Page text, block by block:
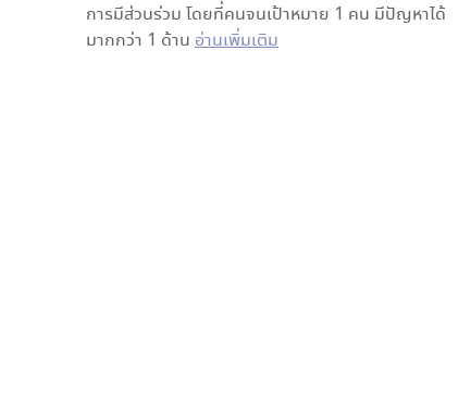
การมีส่วนร่วม โดยที่คนจนเป้าหมาย 1 คน มีปัญหาได้
มากกว่า 1 ด้าน อ่านเพิ่มเติม